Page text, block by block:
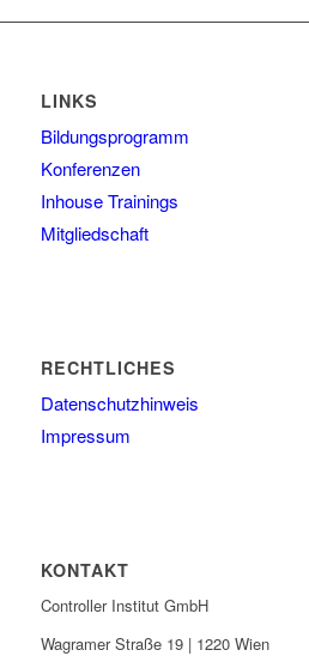
LINKS
Bildungsprogramm
Konferenzen
Inhouse Trainings
Mitgliedschaft
RECHTLICHES
Datenschutzhinweis
Impressum
KONTAKT
Controller Institut GmbH
Wagramer Straße 19 | 1220 Wien